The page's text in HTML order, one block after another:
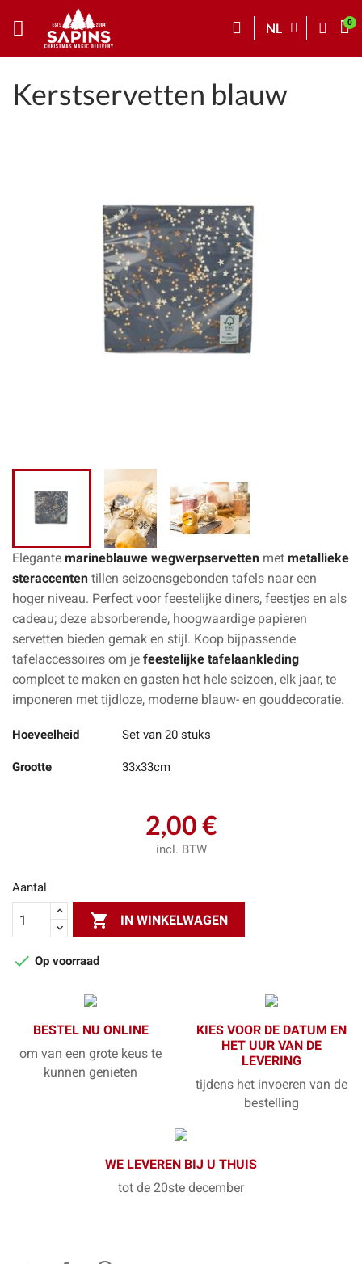
NL
Kerstservetten blauw
Elegante marineblauwe wegwerpservetten met metallieke
steraccenten tillen seizoensgebonden tafels naar een
hoger niveau. Perfect voor feestelijke diners, feestjes en als
cadeau; deze absorberende, hoogwaardige papieren
servetten bieden gemak en stijl. Koop bijpassende
tafelaccessoires om je feestelijke tafelaankleding
compleet te maken en gasten het hele seizoen, elk jaar, te
imponeren met tijdloze, moderne blauw- en gouddecoratie.
Hoeveelheid Set van 20 stuks
Grootte 33x33cm
2,00 €
incl. BTW
Aantal
 IN WINKELWAGEN
 Op voorraad
BESTEL NU ONLINE
om van een grote keus te
kunnen genieten
KIES VOOR DE DATUM EN
HET UUR VAN DE
LEVERING
tijdens het invoeren van de
bestelling
WE LEVEREN BIJ U THUIS
tot de 20ste december